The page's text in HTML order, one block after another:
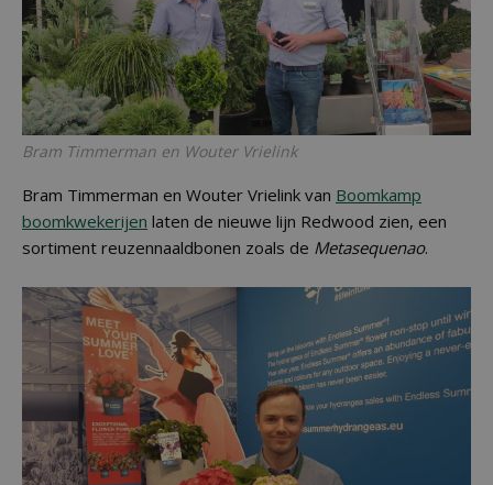
Bram Timmerman en Wouter Vrielink
Bram Timmerman en Wouter Vrielink van Boomkamp
boomkwekerijen laten de nieuwe lijn Redwood zien, een
sortiment reuzennaaldbonen zoals de Metasequenao.